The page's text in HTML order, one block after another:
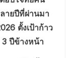
ายปีที่ผ่านมา
ตั้งเป้าก้าว
3 ปีข้างหน้า